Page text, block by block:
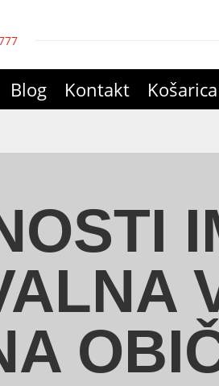
Blog Kontakt Košarica